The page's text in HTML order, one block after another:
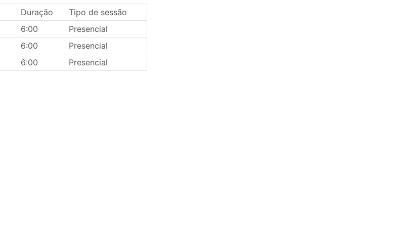
Duração
Tipo de sessão
6:00
Presencial
6:00
Presencial
6:00 Presencial